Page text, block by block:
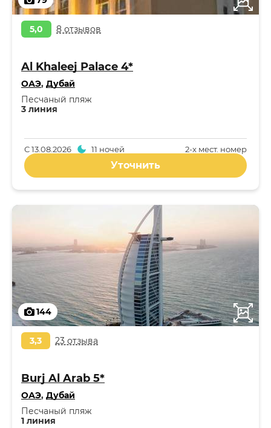
5,0 8 отзывов
Al Khaleej Palace 4*
ОАЭ, Дубай
3 линия
Песчаный пляж
2-x мест. номер
С13.08.2026 11 ночей
Уточнить
144
3,3 23 отзыва
Burj Al Arab 5*
ОАЭ, Дубай
1 линия
Песчаный пляж